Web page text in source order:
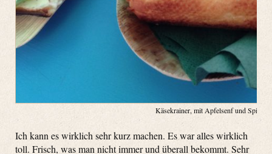
Käsekrainer, mit Apfelsenf und
Ich kann es wirklich sehr kurz machen. Es war alles wirklich
toll. Frisch, was man nicht immer und überall bekommt. Sehr